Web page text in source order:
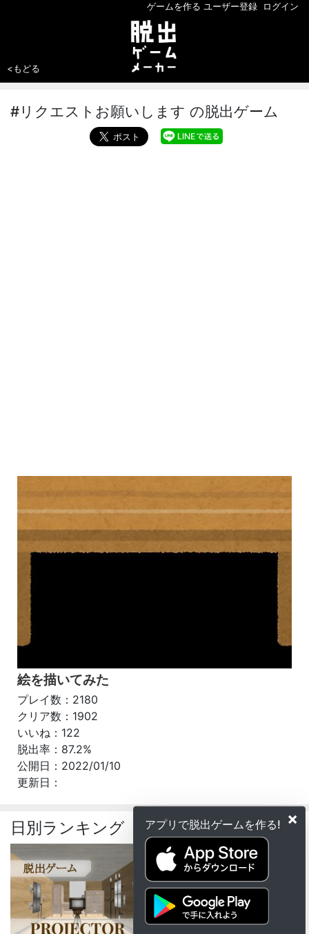
×
アプリで脱出ゲームを作る!
ゲームを作る ユーザー登録 ログイン
<もどる
#リクエストお願いします の脱出ゲーム
絵を描いてみた
プレイ数：2180
クリア数：1902
いいね：122
脱出率：87.2%
公開日：2022/01/10
更新日：
日別ランキング